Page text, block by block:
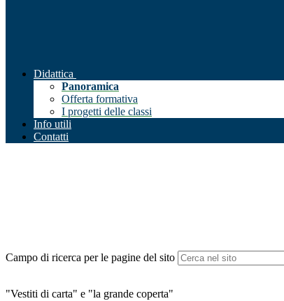
Didattica
Panoramica
Offerta formativa
I progetti delle classi
Info utili
Contatti
Campo di ricerca per le pagine del sito
"Vestiti di carta" e "la grande coperta"